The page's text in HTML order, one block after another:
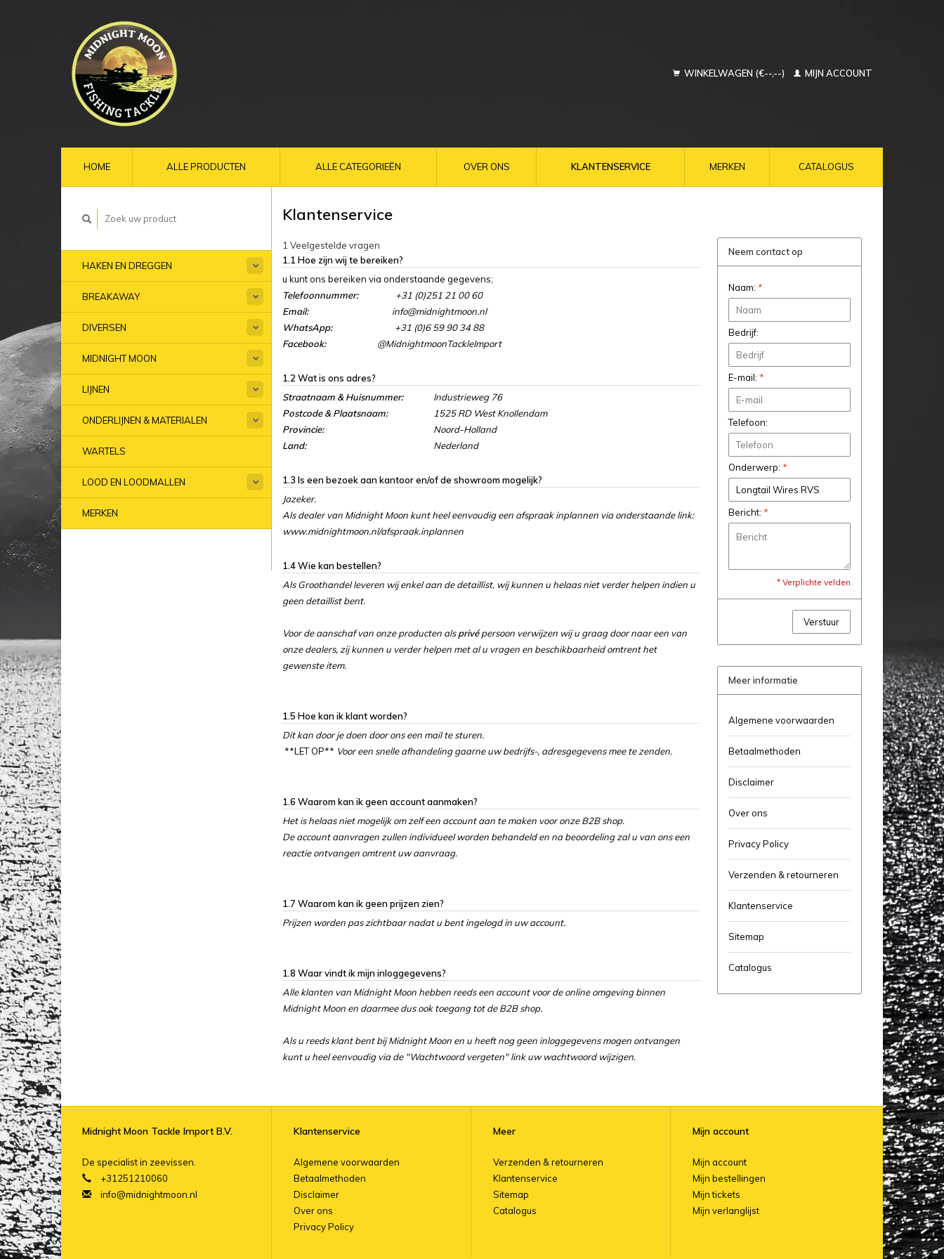
WINKELWAGEN (€--,--) MIJN ACCOUNT
HOME ALLE PRODUCTEN ALLE CATEGORIEËN OVER ONS KLANTENSERVICE MERKEN CATALOGUS
HAKEN EN DREGGEN
BREAKAWAY
DIVERSEN
MIDNIGHT MOON
LIJNEN
ONDERLIJNEN & MATERIALEN
WARTELS
LOOD EN LOODMALLEN
MERKEN
Klantenservice
1 Veelgestelde vragen
1.1 Hoe zijn wij te bereiken?
u kunt ons bereiken via onderstaande gegevens;
Telefoonnummer:
+31 (0)251 21 00 60
Email:
info@midnightmoon.nl
WhatsApp:
+31 (0)6 59 90 34 88
Facebook:
@MidnightmoonTackleImport
1.2 Wat is ons adres?
Straatnaam & Huisnummer:
Industrieweg 76
Postcode & Plaatsnaam:
1525 RD West Knollendam
Provincie:
Noord-Holland
Land:
Nederland
1.3 Is een bezoek aan kantoor en/of de showroom mogelijk?
Jazeker.
Als dealer van Midnight Moon kunt heel eenvoudig een afspraak inplannen via onderstaande link:
www.midnightmoon.nl/afspraak.inplannen
1.4 Wie kan bestellen?
Als Groothandel leveren wij enkel aan de detaillist, wij kunnen u helaas niet verder helpen indien u
geen detaillist bent.
Voor de aanschaf van onze producten alsprivépersoon verwijzen wij u graag door naar een van
onze dealers, zij kunnen u verder helpen met al u vragen en beschikbaarheid omtrent het
gewenste item.
1.5 Hoe kan ik klant worden?
Dit kan door je doen door ons een mail te sturen.
**LET OP** Voor een snelle afhandeling gaarne uw bedrijfs-, adresgegevens mee te zenden.
1.6 Waarom kan ik geen account aanmaken?
Het is helaas niet mogelijk om zelf een account aan te maken voor onze B2B shop.
De account aanvragen zullen individueel worden behandeld en na beoordeling zal u van ons een
reactie ontvangen omtrent uw aanvraag.
1.7 Waarom kan ik geen prijzen zien?
Prijzen worden pas zichtbaar nadat u bent ingelogd in uw account.
1.8 Waar vindt ik mijn inloggegevens?
Alle klanten van Midnight Moon hebben reeds een account voor de online omgeving binnen
Midnight Moon en daarmee dus ook toegang tot de B2B shop.
Als u reeds klant bent bij Midnight Moon en u heeft nog geen inloggegevens mogen ontvangen
kunt u heel eenvoudig via de "Wachtwoord vergeten" link uw wachtwoord wijzigen.
Neem contact op
Naam: *
Bedrijf:
E-mail: *
Telefoon:
Onderwerp: *
Bericht: *
* Verplichte velden
Verstuur
Meer informatie
Algemene voorwaarden
Betaalmethoden
Disclaimer
Over ons
Privacy Policy
Verzenden & retourneren
Klantenservice
Sitemap
Catalogus
Midnight Moon Tackle Import B.V.
De specialist in zeevissen.
+31251210060
info@midnightmoon.nl
Klantenservice
Algemene voorwaarden
Betaalmethoden
Disclaimer
Over ons
Privacy Policy
Meer
Verzenden & retourneren
Klantenservice
Sitemap
Catalogus
Mijn account
Mijn account
Mijn bestellingen
Mijn tickets
Mijn verlanglijst